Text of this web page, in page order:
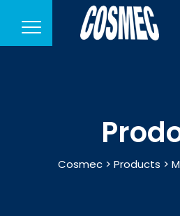
Cosmec > Products >